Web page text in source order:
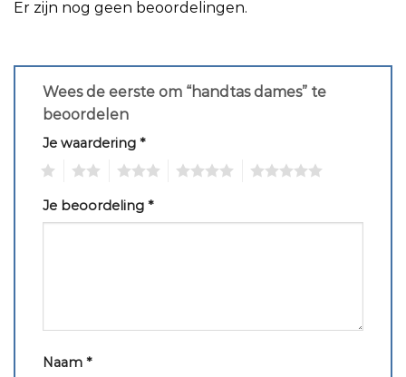
Er zijn nog geen beoordelingen.
Wees de eerste om “handtas dames” te
beoordelen
Je waardering *
Je beoordeling *
Naam *